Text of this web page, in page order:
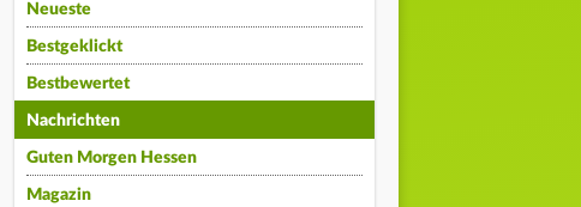
Neueste
Bestgeklickt
Bestbewertet
Nachrichten
Guten Morgen Hessen
Magazin